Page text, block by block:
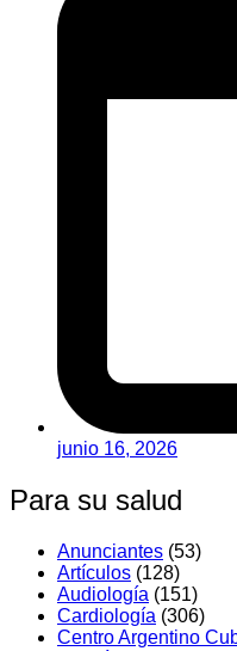
junio 16, 2026
Para su salud
Anunciantes (53)
Artí­culos (128)
Audiologí­a (151)
Cardiología (306)
Centro Argentino